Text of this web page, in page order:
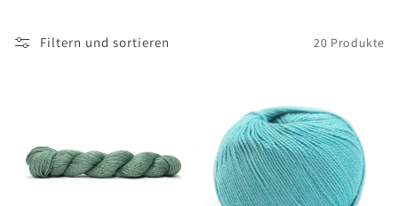
:
Filtern und sortieren 20 Produkte